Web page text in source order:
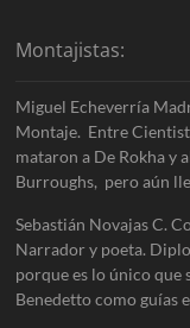
Montajistas:
Miguel Echeverría
Montaje. Entre
mataron a De Rokha y
Burroughs, pero aún
Sebastián Novajas C.
Narrador y poeta.
porque es lo único que
Benedetto como guías